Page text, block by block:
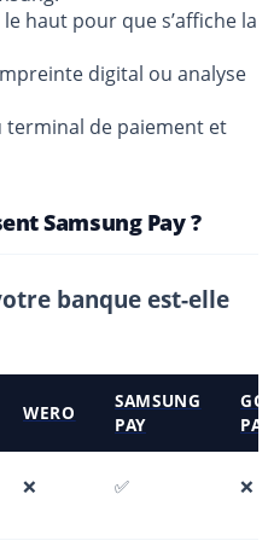
haut pour que s’affiche la
digital ou analyse
de paiement et
Samsung Pay ?
banque est-elle
WERO
SAMSUNG
PAY
❌ ✅ ❌